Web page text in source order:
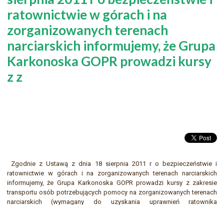
ratownictwie w górach i na
zorganizowanych terenach
narciarskich informujemy, że Grupa
Karkonoska GOPR prowadzi kursy
z z
Zgodnie z Ustawą z dnia 18 sierpnia 2011 r o bezpieczeństwie i
ratownictwie w górach i na zorganizowanych terenach narciarskich
informujemy, że Grupa Karkonoska GOPR prowadzi kursy z zakresie
transportu osób potrzebujących pomocy na zorganizowanych terenach
narciarskich (wymagany do uzyskania uprawnień ratownika